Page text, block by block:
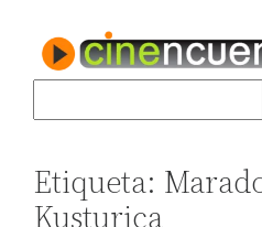
contenido
Etiqueta:
Kusturica